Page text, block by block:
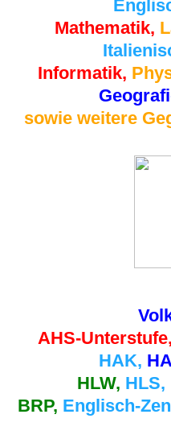
Mathematik,
Informatik,
sowie weitere
AHS-
HAK,
HLW, HLS,
BRP, Englisch-